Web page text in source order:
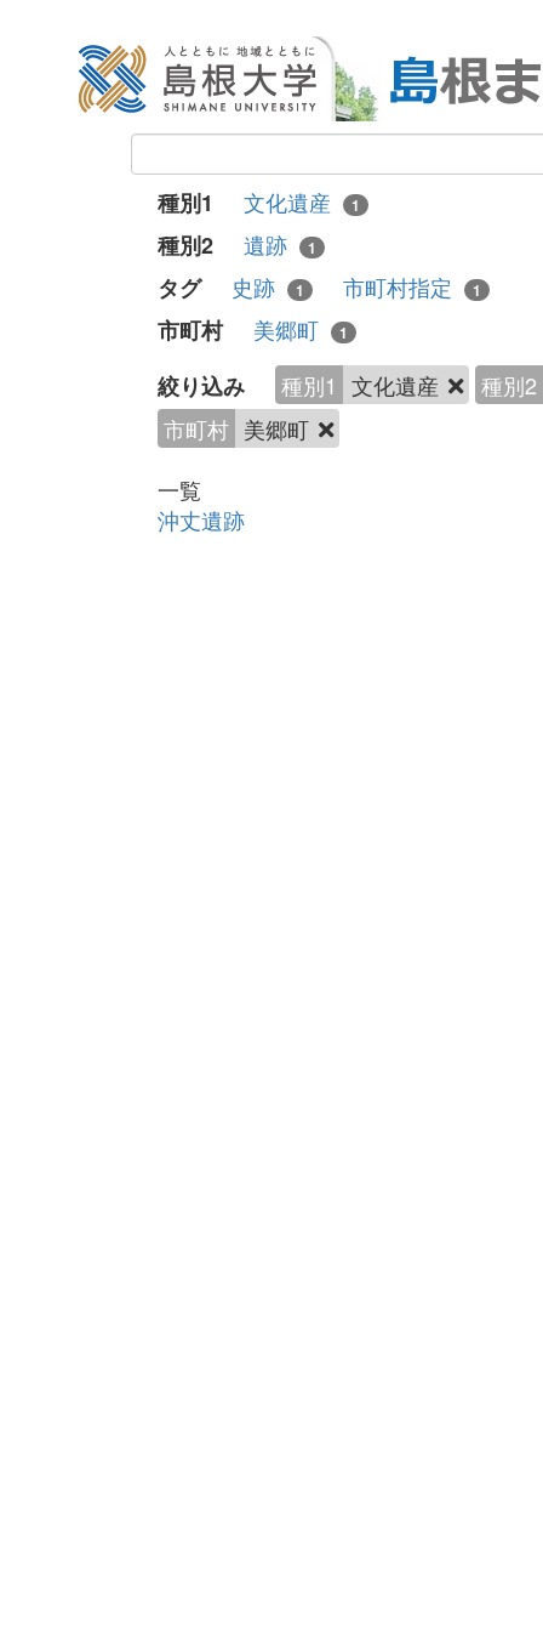
種別1 文化遺産 1
種別2 遺跡 1
タグ 史跡 1 市町村指定 1
市町村 美郷町 1
絞り込み 種別1 文化遺産
種別2
市町村 美郷町
一覧
沖丈遺跡